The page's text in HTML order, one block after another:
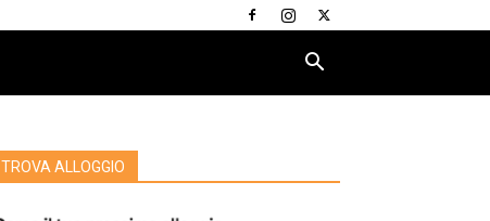
TROVA ALLOGGIO